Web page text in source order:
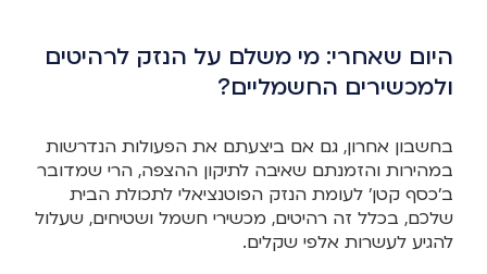
היום שאחרי: מי משלם על הנזק לרהיטים
ולמכשירים החשמליים?
בחשבון אחרון, גם אם ביצעתם את הפעולות הנדרשות
במהירות והזמנתם שאיבה לתיקון ההצפה, הרי שמדובר
ב'כסף קטן' לעומת הנזק הפוטנציאלי לתכולת הבית
שלכם, בכלל זה רהיטים, מכשירי חשמל ושטיחים, שעלול
להגיע לעשרות אלפי שקלים.